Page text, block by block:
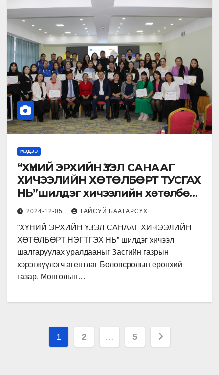
МЭДЭЭ
“ХҮНИЙ ЭРХИЙН ҮЗЭЛ САНААГ
ХИЧЭЭЛИЙН ХӨТӨЛБӨРТ ТУСГАХ
НЬ”шилдэг хичээлийн хөтөлбөр
шалгаруулах уралдааны
шилдгүүд тодорлоо…
2024-12-05 ТАЙСУЙ БААТАРСҮХ
“ХҮНИЙ ЭРХИЙН ҮЗЭЛ САНААГ ХИЧЭЭЛИЙН
ХӨТӨЛБӨРТ НЭГТГЭХ НЬ” шилдэг хичээл
шалгаруулах уралдааныг Засгийн газрын
хэрэгжүүлэгч агентлаг Боловсролын ерөнхий
газар, Монголын…
Posts
1 2 … 5